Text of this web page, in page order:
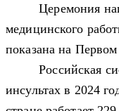
Церемония
медицинского
показана на
Российская
инсультах в 2024